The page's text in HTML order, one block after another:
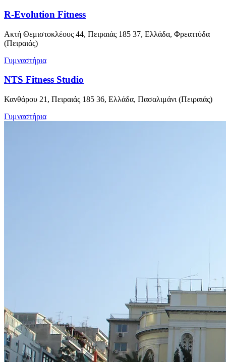
R-Evolution Fitness
Ακτή Θεμιστοκλέους 44, Πειραιάς 185 37, Ελλάδα, Φρεαττύδα
(Πειραιάς)
Γυμναστήρια
NTS Fitness Studio
Κανθάρου 21, Πειραιάς 185 36, Ελλάδα, Πασαλιμάνι (Πειραιάς)
Γυμναστήρια